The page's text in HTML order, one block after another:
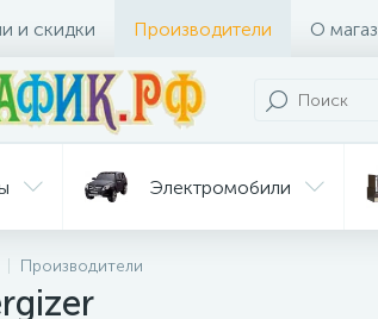
и скидки Производители О
Электромобили
Велосипеды
Производители